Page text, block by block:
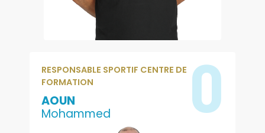
RESPONSABLE SPORTIF CENTRE DE
FORMATION
AOUN
Mohammed
0